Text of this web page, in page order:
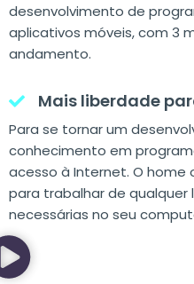
desenvolvimento de
aplicativos móveis, com 3
andamento.
Mais liberdade
Para se tornar um
conhecimento em
acesso à Internet. O
para trabalhar de
necessárias no seu